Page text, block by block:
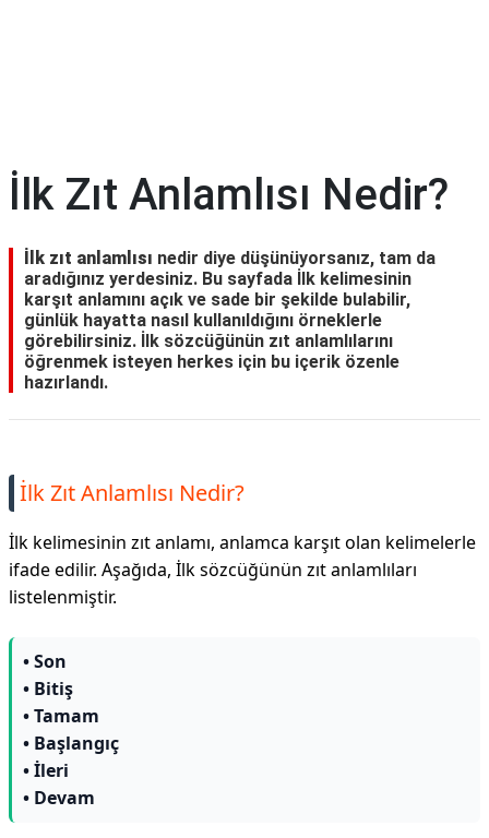
İlk Zıt Anlamlısı Nedir?
İlk zıt anlamlısı nedir diye düşünüyorsanız, tam da
aradığınız yerdesiniz. Bu sayfada İlk kelimesinin
karşıt anlamını açık ve sade bir şekilde bulabilir,
günlük hayatta nasıl kullanıldığını örneklerle
görebilirsiniz. İlk sözcüğünün zıt anlamlılarını
öğrenmek isteyen herkes için bu içerik özenle
hazırlandı.
İlk Zıt Anlamlısı Nedir?
İlk kelimesinin zıt anlamı, anlamca karşıt olan kelimelerle
ifade edilir. Aşağıda, İlk sözcüğünün zıt anlamlıları
listelenmiştir.
• Son
• Bitiş
• Tamam
• Başlangıç
• İleri
• Devam